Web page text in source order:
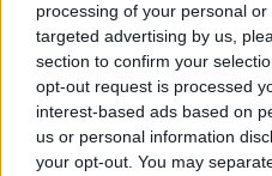
processing of your personal
targeted advertising by us,
section to confirm your
opt-out request is processed
interest-based ads based on
us or personal information
your opt-out. You may